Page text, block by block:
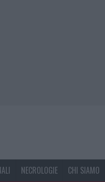
NECROLOGIE CHI SIAMO